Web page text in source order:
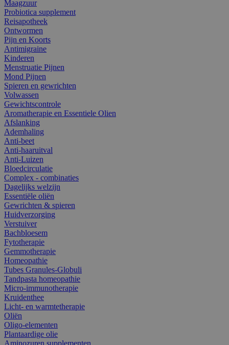
Maagzuur
Probiotica supplement
Reisapotheek
Ontwormen
Pijn en Koorts
Antimigraine
Kinderen
Menstruatie Pijnen
Mond Pijnen
Spieren en gewrichten
Volwassen
Gewichtscontrole
Aromatherapie en Essentiele Olien
Afslanking
Ademhaling
Anti-beet
Anti-haaruitval
Anti-Luizen
Bloedcirculatie
Complex - combinaties
Dagelijks welzijn
Essentiële oliën
Gewrichten & spieren
Huidverzorging
Verstuiver
Bachbloesem
Fytotherapie
Gemmotherapie
Homeopathie
Tubes Granules-Globuli
Tandpasta homeopathie
Micro-immunotherapie
Kruidenthee
Licht- en warmtetherapie
Oliën
Oligo-elementen
Plantaardige olie
Aminozuren supplementen